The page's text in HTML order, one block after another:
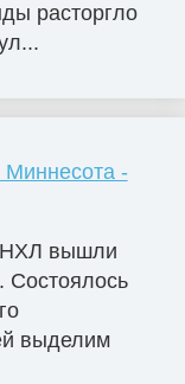
расторгло
-
НХЛ вышли
выделим